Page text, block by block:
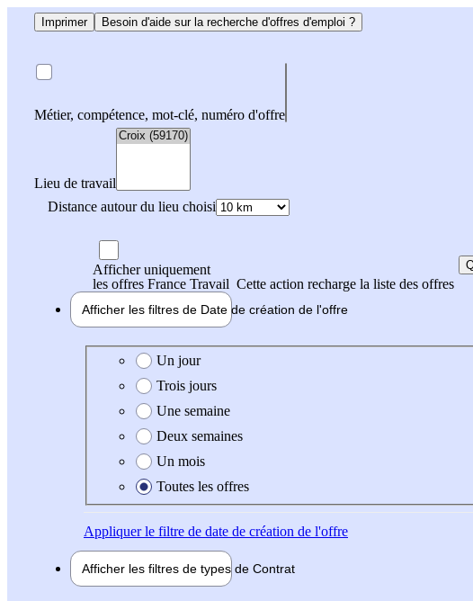
Imprimer Besoin d'aide sur la recherche d'offres d'emploi ?
Métier, compétence, mot-clé, numéro d'offre
Lieu de travail
Distance autour du lieu choisi
Afficher uniquement
les offres France Travail Cette action recharge la liste des offres
Afficher les filtres de Date de création de l'offre
Date de création de l'offre
Un jour
Trois jours
Une semaine
Deux semaines
Un mois
Toutes les offres
Appliquerle filtre de date de création de l'offre
Afficher les filtres de types de Contrat